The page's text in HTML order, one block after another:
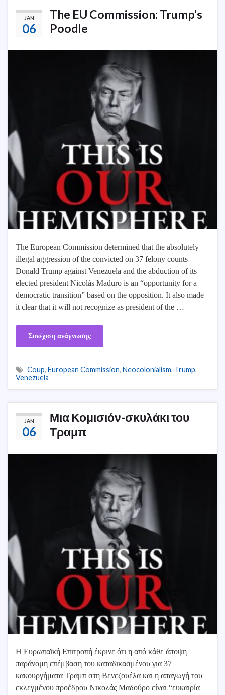
JAN
06
The EU Commission: Trump’s
Poodle
The European Commission determined that the absolutely
illegal aggression of the convicted on 37 felony counts
Donald Trump against Venezuela and the abduction of its
elected president Nicolás Maduro is an “opportunity for a
democratic transition” based on the opposition. It also made
it clear that it will not recognize as president of the …
Συνέχιση ανάγνωσης
Coup, European Commission, Neocolonialism, Trump,
Venezuela
JAN
06
Μια Κομισιόν-σκυλάκι του
Τραμπ
Η Ευρωπαϊκή Επιτροπή έκρινε ότι η από κάθε άποψη
παράνομη επέμβαση του καταδικασμένου για 37
κακουργήματα Τραμπ στη Βενεζουέλα και η απαγωγή του
εκλεγμένου προέδρου Νικολάς Μαδούρο είναι “ευκαιρία